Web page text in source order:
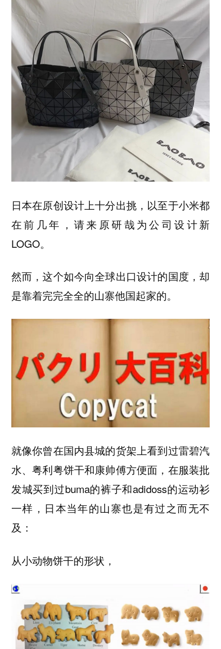
日本在原创设计上十分出挑，以至于小米都
在前几年，请来原研哉为公司设计新
LOGO。
然而，这个如今向全球出口设计的国度，却
是靠着完完全全的山寨他国起家的。
就像你曾在国内县城的货架上看到过雷碧汽
水、粤利粤饼干和康帅傅方便面，在服装批
发城买到过buma的裤子和adidoss的运动衫
一样，日本当年的山寨也是有过之而无不
及：
从小动物饼干的形状，